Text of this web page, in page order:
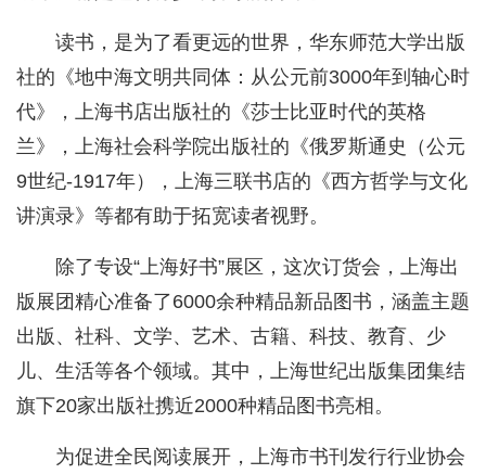
读书，是为了看更远的世界，华东师范大学出版
社的《地中海文明共同体：从公元前3000年到轴心时
代》，上海书店出版社的《莎士比亚时代的英格
兰》，上海社会科学院出版社的《俄罗斯通史（公元
9世纪-1917年），上海三联书店的《西方哲学与文化
讲演录》等都有助于拓宽读者视野。
除了专设“上海好书”展区，这次订货会，上海出
版展团精心准备了6000余种精品新品图书，涵盖主题
出版、社科、文学、艺术、古籍、科技、教育、少
儿、生活等各个领域。其中，上海世纪出版集团集结
旗下20家出版社携近2000种精品图书亮相。
为促进全民阅读展开，上海市书刊发行行业协会